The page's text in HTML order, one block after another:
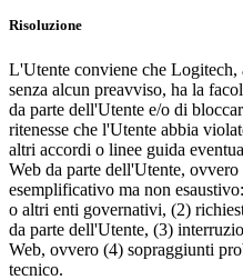
Risoluzione
L'Utente conviene che
senza alcun preavviso, ha la
da parte dell'Utente e/o di
ritenesse che l'Utente abbia
altri accordi o linee guida
Web da parte dell'Utente,
esemplificativo ma non
o altri enti governativi, (2)
da parte dell'Utente, (3)
Web, ovvero (4) sopraggiunti
tecnico.